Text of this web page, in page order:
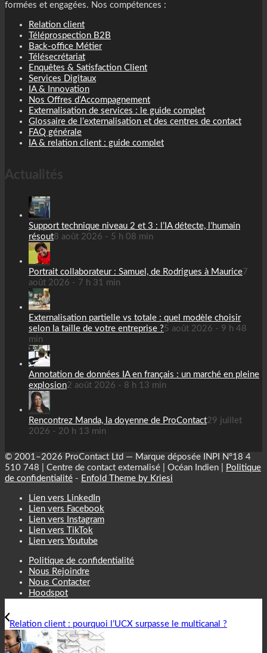
formées et engagées. Nos compétences :
Relation client
Téléprospection B2B
Back-office Métier
Télésecrétariat
Enquêtes & Satisfaction Client
Services Digitaux
IA & Innovation
Nos Offres d’Accompagnement
Externalisation de services : le guide complet
Glossaire de l’externalisation et des centres de contact
FAQ générale
IA & relation client : guide complet
Actualités
Support technique niveau 2 et 3 : l’IA détecte, l’humain
résout8 août 2026 - 5 h 08 min
Portrait collaborateur : Samuel, de Rodrigues à Maurice7
août 2026 - 7 h 31 min
Externalisation partielle vs totale : quel modèle choisir
selon la taille de votre entreprise ?5 août 2026 - 9 h 48
min
Annotation de données IA en français : un marché en pleine
explosion2 août 2026 - 8 h 13 min
Rencontrez Manda, la doyenne de ProContact29 juillet
2026 - 20 h 13 min
© 2001–2026 ProContact Ltd — Marque déposée INPI N°18 4
510 748 | Centre de contact externalisé | Océan Indien |
Politique
de confidentialité - Enfold Theme by Kriesi
Lien vers LinkedIn
Lien vers Facebook
Lien vers Instagram
Lien vers TikTok
Lien vers Youtube
Politique de confidentialité
Nous Rejoindre
Nous Contacter
Hoodspot
Relation client : pourquoi l’UCX surpasse le multicanal ?